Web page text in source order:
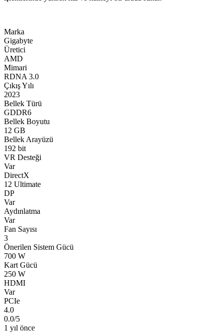
Marka
Gigabyte
Üretici
AMD
Mimari
RDNA 3.0
Çıkış Yılı
2023
Bellek Türü
GDDR6
Bellek Boyutu
12 GB
Bellek Arayüzü
192 bit
VR Desteği
Var
DirectX
12 Ultimate
DP
Var
Aydınlatma
Var
Fan Sayısı
3
Önerilen Sistem Gücü
700 W
Kart Gücü
250 W
HDMI
Var
PCIe
4.0
0.0/5
1 yıl önce